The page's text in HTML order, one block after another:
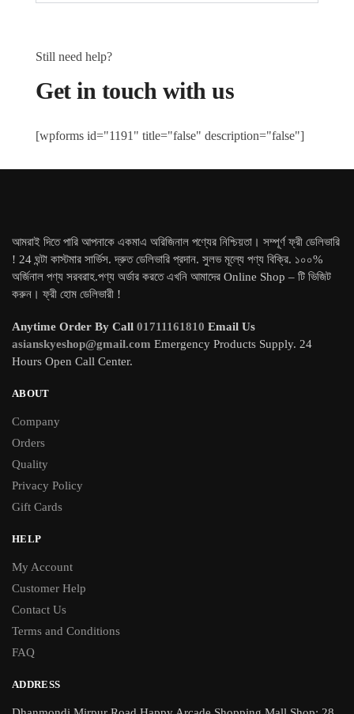
Still need help?
Get in touch with us
[wpforms id="1191" title="false" description="false"]
আমরাই দিতে পারি আপনাকে একমাএ অরিজিনাল পণ্যের নিশ্চিয়তা। সম্পূর্ণ ফ্রী ডেলিভারি
! 24 ঘন্টা কাস্টমার সার্ভিস. দ্রুত ডেলিভারি প্রদান. সুলভ মূল্যে পণ্য বিক্রি. ১০০%
অর্জিনাল পণ্য সরবরাহ.পণ্য অর্ডার করতে এখনি আমাদের Online Shop – টি ভিজিট
করুন। ফ্রী হোম ডেলিভারী !
Anytime Order By Call 01711161810 Email Us
asianskyeshop@gmail.com Emergency Products Supply. 24
Hours Open Call Center.
ABOUT
Company
Orders
Quality
Privacy Policy
Gift Cards
HELP
My Account
Customer Help
Contact Us
Terms and Conditions
FAQ
ADDRESS